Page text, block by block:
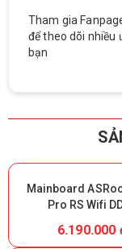
Tham gia
để theo dõi nhiều
bạn
Mainboard
Pro RS Wifi
6.190.000